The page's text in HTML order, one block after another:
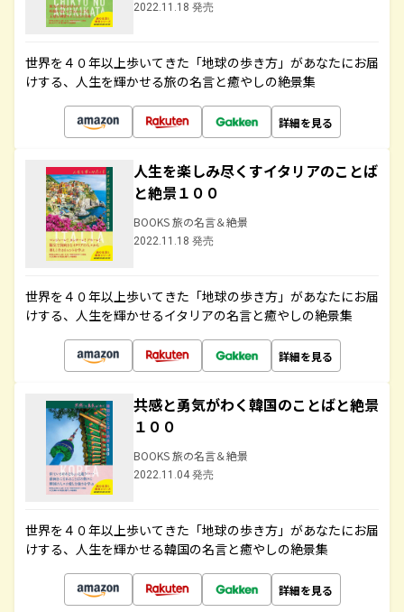
2022.11.18 発売
世界を４０年以上歩いてきた「地球の歩き方」があなたにお届
けする、人生を輝かせる旅の名言と癒やしの絶景集
詳細を見る
人生を楽しみ尽くすイタリアのことば
と絶景１００
BOOKS 旅の名言＆絶景
2022.11.18 発売
世界を４０年以上歩いてきた「地球の歩き方」があなたにお届
けする、人生を輝かせるイタリアの名言と癒やしの絶景集
詳細を見る
共感と勇気がわく韓国のことばと絶景
１００
BOOKS 旅の名言＆絶景
2022.11.04 発売
世界を４０年以上歩いてきた「地球の歩き方」があなたにお届
けする、人生を輝かせる韓国の名言と癒やしの絶景集
詳細を見る